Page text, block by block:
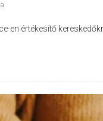
en értékesítő